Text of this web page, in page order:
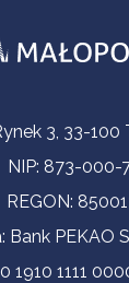
3, 33-100
NIP: 873-000-
REGON:
Bank PEKAO
1910 1111